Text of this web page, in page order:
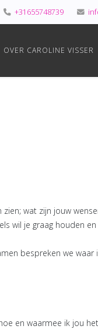
+31655748739
OVER CAROLINE VISSER
wat zijn jouw
wil je graag houden
bespreken we waar
en waarmee ik jou